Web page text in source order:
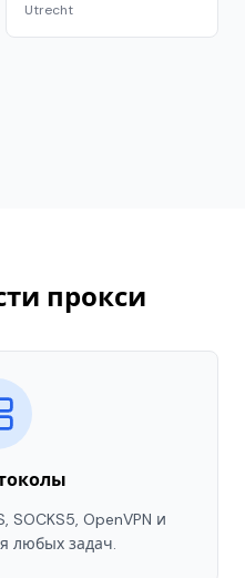
Utrecht
прокси
SOCKS5, OpenVPN и
любых задач.